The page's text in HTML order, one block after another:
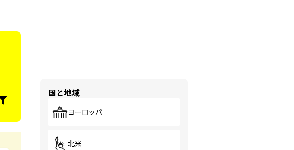
国と地域
ヨーロッパ
北米